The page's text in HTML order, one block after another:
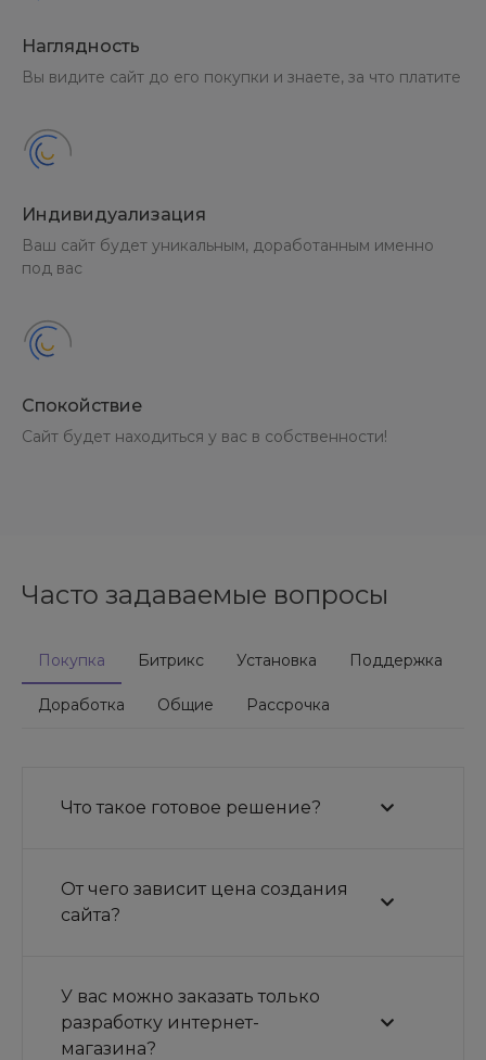
Наглядность
Вы видите сайт до его покупки и знаете, за что платите
Индивидуализация
Ваш сайт будет уникальным, доработанным именно
под вас
Спокойствие
Сайт будет находиться у вас в собственности!
Часто задаваемые вопросы
Покупка Битрикс Установка Поддержка
Доработка Общие Рассрочка
Что такое готовое решение?
От чего зависит цена создания
сайта?
У вас можно заказать только
разработку интернет-
магазина?